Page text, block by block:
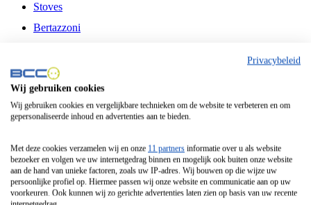
Stoves
Bertazzoni
Fitelli
Airfryer
Frituurpan
Contactgrill
Broodbakmachine
Broodrooster
Privacybeleid
Wij gebruiken cookies
Wij gebruiken cookies en vergelijkbare technieken om de website te verbeteren en om
gepersonaliseerde inhoud en advertenties aan te bieden.
Met deze cookies verzamelen wij en onze 11 partners informatie over u als website
bezoeker en volgen we uw internetgedrag binnen en mogelijk ook buiten onze website
aan de hand van unieke factoren, zoals uw IP-adres. Wij bouwen op die wijze uw
persoonlijke profiel op. Hiermee passen wij onze website en communicatie aan op uw
voorkeuren. Ook kunnen wij zo gerichte advertenties laten zien op basis van uw recente